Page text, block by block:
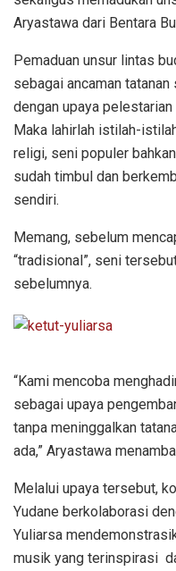
Aryastawa dari Bentara
Pemaduan unsur lintas
sebagai ancaman
dengan upaya
Maka lahirlah istilah-
religi, seni populer
sudah timbul dan
sendiri.
Memang, sebelum
“tradisional”, seni
sebelumnya.
“Kami mencoba
sebagai upaya
tanpa meninggalkan
ada,” Aryastawa
Melalui upaya tersebut,
Yudane berkolaborasi
Yuliarsa
musik yang terinspirasi